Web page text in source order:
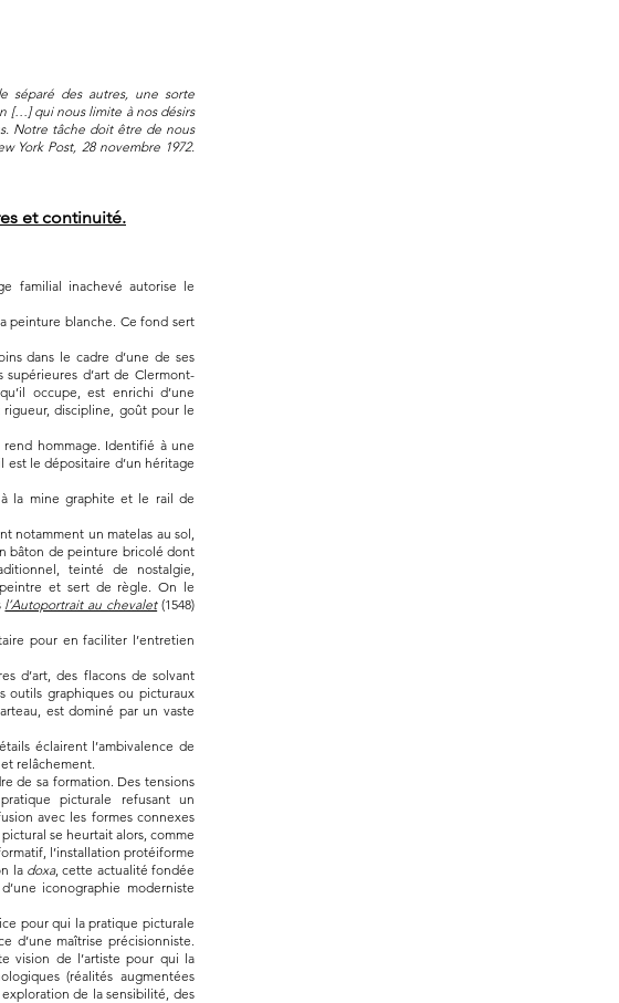
séparé des autres, une sorte
[…] qui nous limite à nos désirs
Notre tâche doit être de nous
York Post, 28 novembre 1972.
et continuité.
familial inachevé autorise le
peinture blanche. Ce fond sert
dans le cadre d’une de ses
d’art de Clermont-
occupe, est enrichi d’une
discipline, goût pour le
hommage. Identifié à une
le dépositaire d’un héritage
la mine graphite et le rail de
notamment un matelas au sol,
bâton de peinture bricolé dont
teinté de nostalgie,
et sert de règle. On le
l’Autoportrait au chevalet(1548)
pour en faciliter l’entretien
d’art, des flacons de solvant
outils graphiques ou picturaux
est dominé par un vaste
éclairent l’ambivalence de
relâchement.
de sa formation. Des tensions
picturale refusant un
avec les formes connexes
se heurtait alors, comme
l’installation protéiforme
la doxa, cette actualité fondée
iconographie moderniste
pour qui la pratique picturale
d’une maîtrise précisionniste.
vision de l’artiste pour qui la
(réalités augmentées
de la sensibilité, des